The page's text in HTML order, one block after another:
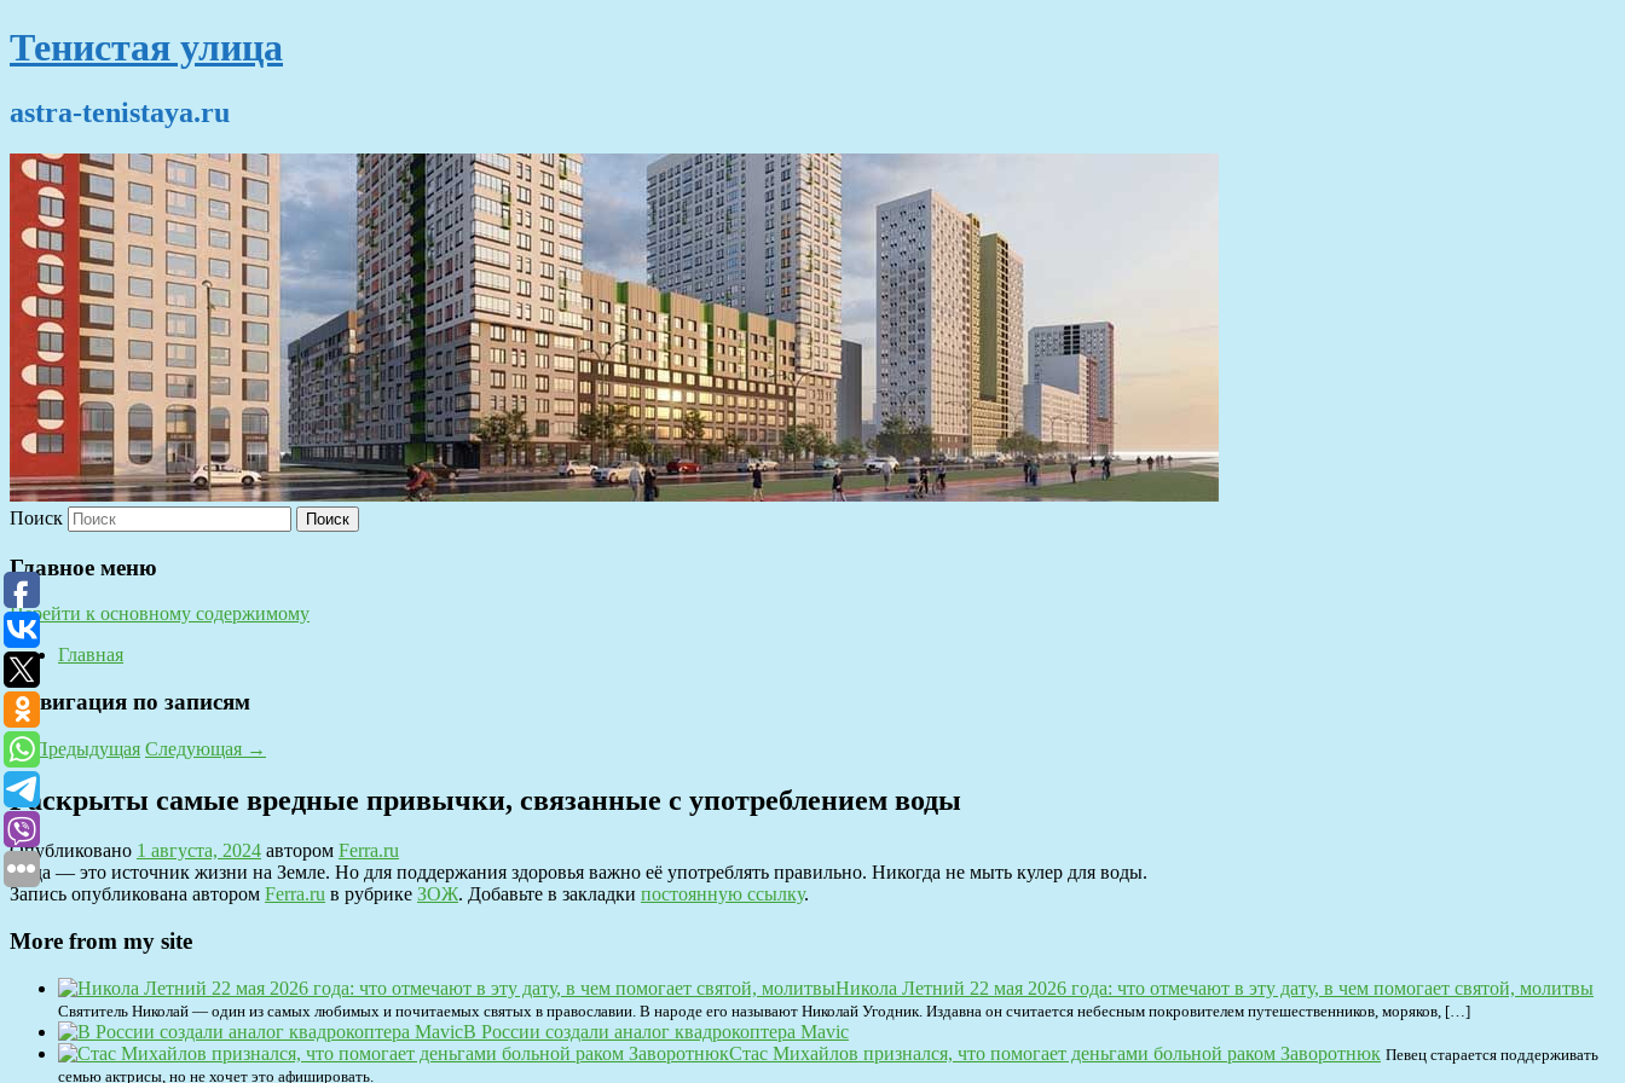
Тенистая улица
astra-tenistaya.ru
Поиск
Главное меню
Перейти к основному содержимому
Главная
Навигация по записям
←Предыдущая Следующая →
Раскрыты самые вредные привычки, связанные с употреблением воды
Опубликовано 1 августа, 2024 автором Ferra.ru
Вода — это источник жизни на Земле. Но для поддержания здоровья важно её употреблять правильно. Никогда не мыть кулер для воды.
Запись опубликована автором Ferra.ru в рубрике ЗОЖ. Добавьте в закладки постоянную ссылку.
More from my site
Никола Летний 22 мая 2026 года: что отмечают в эту дату, в чем помогает святой, молитвы
Святитель Николай — один из самых любимых и почитаемых святых в православии. В народе его называют Николай Угодник. Издавна он считается небесным покровителем путешественников, моряков, […]
В России создали аналог квадрокоптера Mavic
Стас Михайлов признался, что помогает деньгами больной раком Заворотнюк Певец старается поддерживать
семью актрисы, но не хочет это афишировать.